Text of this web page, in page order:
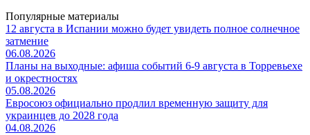
Популярные материалы
12 августа в Испании можно будет увидеть полное солнечное
затмение
06.08.2026
Планы на выходные: афиша событий 6-9 августа в Торревьехе
и окрестностях
05.08.2026
Евросоюз официально продлил временную защиту для
украинцев до 2028 года
04.08.2026